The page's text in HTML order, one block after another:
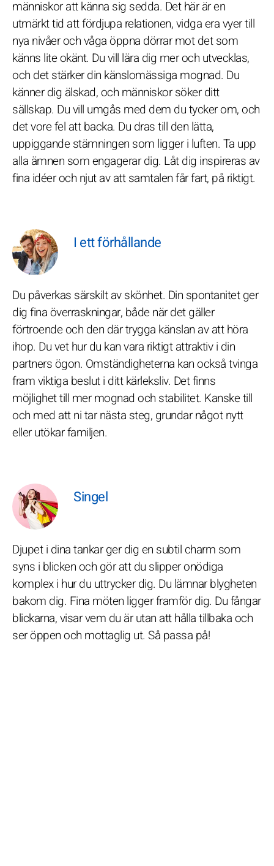
människor att känna sig sedda. Det här är en
utmärkt tid att fördjupa relationen, vidga era vyer till
nya nivåer och våga öppna dörrar mot det som
känns lite okänt. Du vill lära dig mer och utvecklas,
och det stärker din känslomässiga mognad. Du
känner dig älskad, och människor söker ditt
sällskap. Du vill umgås med dem du tycker om, och
det vore fel att backa. Du dras till den lätta,
uppiggande stämningen som ligger i luften. Ta upp
alla ämnen som engagerar dig. Låt dig inspireras av
fina idéer och njut av att samtalen får fart, på riktigt.
I ett förhållande
Du påverkas särskilt av skönhet. Din spontanitet ger
dig fina överraskningar, både när det gäller
förtroende och den där trygga känslan av att höra
ihop. Du vet hur du kan vara riktigt attraktiv i din
partners ögon. Omständigheterna kan också tvinga
fram viktiga beslut i ditt kärleksliv. Det finns
möjlighet till mer mognad och stabilitet. Kanske till
och med att ni tar nästa steg, grundar något nytt
eller utökar familjen.
Singel
Djupet i dina tankar ger dig en subtil charm som
syns i blicken och gör att du slipper onödiga
komplex i hur du uttrycker dig. Du lämnar blygheten
bakom dig. Fina möten ligger framför dig. Du fångar
blickarna, visar vem du är utan att hålla tillbaka och
ser öppen och mottaglig ut. Så passa på!